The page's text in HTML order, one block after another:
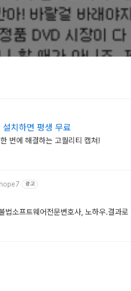
치하면 평생 무료
번에 해결하는 고퀄리티 캡쳐!
광고
법소프트웨어전문변호사, 노하우.결과로